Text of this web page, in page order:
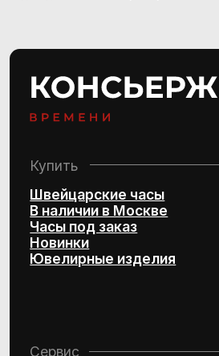
Согласие на обработку
персональных данных
Политика конфиденциальности
ювелирных изделий
+7 (495) 407-84-07